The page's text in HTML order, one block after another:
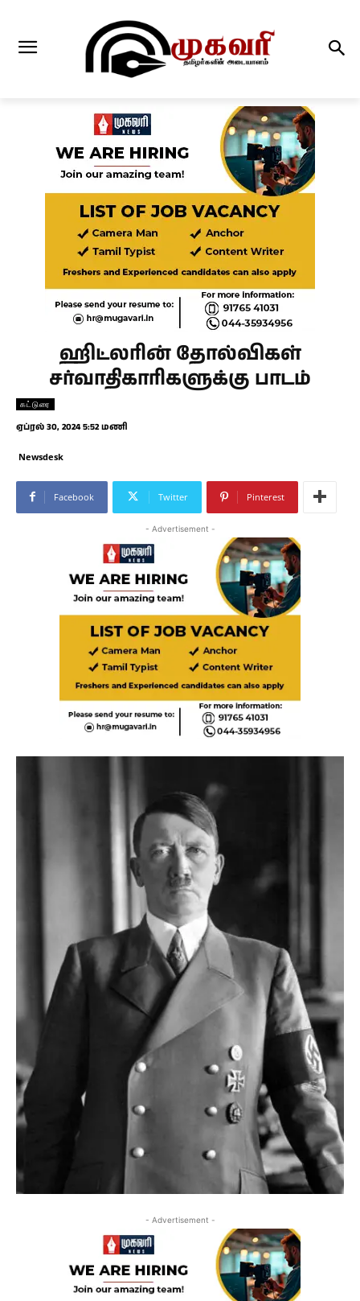
ஹிட்லரின் தோல்விகள்
சர்வாதிகாரிகளுக்கு பாடம்
கட்டுரை
ஏப்ரல் 30, 2024 5:52 மணி
Newsdesk
Facebook Twitter Pinterest
- Advertisement -
- Advertisement -